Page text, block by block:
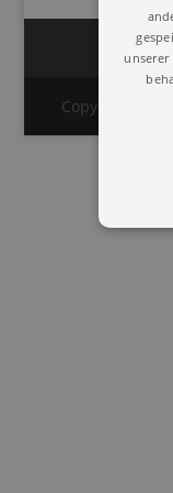
Copyright ©